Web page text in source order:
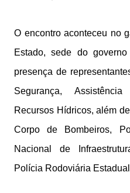
O encontro aconteceu no
Estado, sede do
presença de
Segurança,
Recursos Hídricos, além
Corpo de Bombeiros,
Nacional de
Polícia Rodoviária